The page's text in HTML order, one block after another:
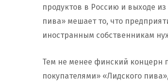
продуктов в Россию и выходе
пива» мешает то, что
иностранным собственникам
Тем не менее финский концерн
покупателями» «Лидского пива»,